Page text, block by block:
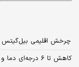
چرخش اقلیمی بیل‌گیتس
کاهش تا ۶ درجه‌ای دما و رگبار باران در تهران